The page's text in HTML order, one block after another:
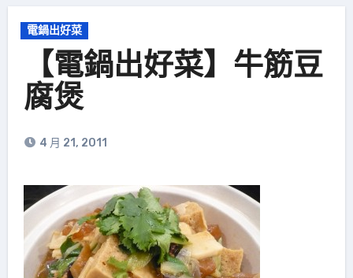
電鍋出好菜
【電鍋出好菜】牛筋豆
腐煲
4 月 21, 2011